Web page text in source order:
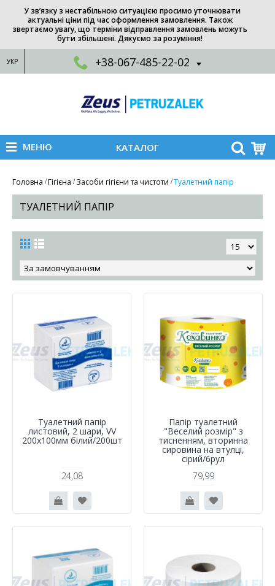
У зв’язку з нестабільною ситуацією просимо уточнювати
актуальні ціни під час оформлення замовлення. Також
звертаємо увагу, що терміни відправлення замовлень можуть
бути збільшені. Дякуємо за розуміння!
УКР +38-067-485-22-02
МЕНЮ КАТАЛОГ
Головна Гігієна Засоби гігієни та чистоти Туалетний папір
ТУАЛЕТНИЙ ПАПІР
Туалетний папір
листовий, 2 шари, VV
200х100мм білий/200шт
24,08
Папір туалетний
"Веселий розмір" з
тисненням, вторинна
сировина на втулці,
сірий/6рул
79,99